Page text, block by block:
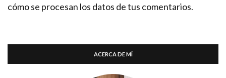
cómo se procesan los datos de tus comentarios.
ACERCA DE MÍ